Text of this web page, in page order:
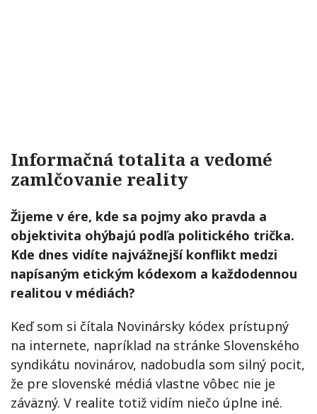
Informačná totalita a vedomé
zamlčovanie reality
Žijeme v ére, kde sa pojmy ako pravda a
objektivita ohýbajú podľa politického trička.
Kde dnes vidíte najvážnejší konflikt medzi
napísaným etickým kódexom a každodennou
realitou v médiách?
Keď som si čítala Novinársky kódex prístupný
na internete, napríklad na stránke Slovenského
syndikátu novinárov, nadobudla som silný pocit,
že pre slovenské médiá vlastne vôbec nie je
záväzný. V realite totiž vidím niečo úplne iné.